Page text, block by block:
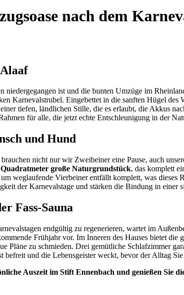
nach dem
niedergegangen ist und die bunten Umzüge im
Karnevalstrubel. Eingebettet in die sanften Hügel
tiefen, ländlichen Stille, die es erlaubt, die Akkus
für alle, die jetzt echte Entschleunigung in der
und Hund
nicht nur wir Zweibeiner eine Pause, auch
Quadratmeter große Naturgrundstück, das komplett
weglaufende Vierbeiner entfällt komplett, was
der Karnevalstage und stärken die Bindung in einer
Fass-Sauna
endgültig zu regenerieren, wartet im
Frühjahr vor. Im Inneren des Hauses bietet
Pläne zu schmieden. Drei gemütliche Schlafzimmer
befreit und die Lebensgeister weckt, bevor der Alltag
Auszeit im Stift Ennenbach und genießen Sie